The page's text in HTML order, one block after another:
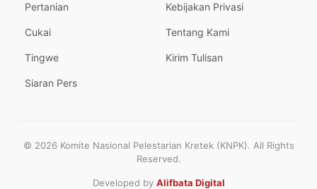
Pertanian
Cukai
Tingwe
Siaran Pers
Kebijakan Privasi
Tentang Kami
Kirim Tulisan
© 2026 Komite Nasional Pelestarian Kretek (KNPK). All Rights
Reserved.
Developed by Alifbata Digital